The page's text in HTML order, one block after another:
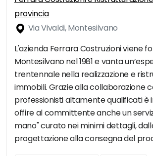
provincia
Via Vivaldi, Montesilvano
L'azienda Ferrara Costruzioni viene
Montesilvano nel 1981 e vanta
trentennale nella realizzazione e
immobili. Grazie alla collaborazione
professionisti altamente qualificati è
offire al committente anche un
mano" curato nei minimi dettagli,
progettazione alla consegna del